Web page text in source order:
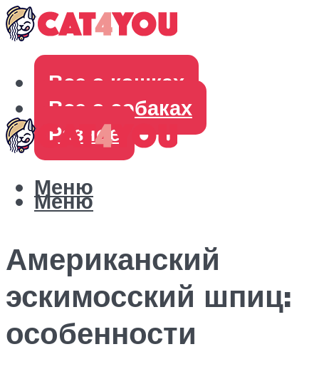
Все о кошках
Все о собаках
Разное
Меню
Меню
Американский
эскимосский шпиц:
особенности